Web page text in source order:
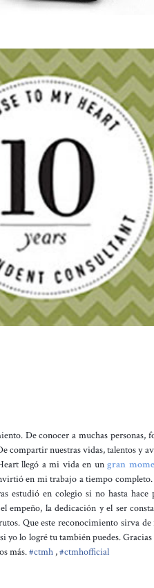
De conocer a muchas personas,
compartir nuestras vidas, talentos y
llegó a mi vida en un gran
en mi trabajo a tiempo completo.
estudió en colegio si no hasta hace
empeño, la dedicación y el ser
Que este reconocimiento sirva
yo lo logré tu también puedes.
más.#ctmh ,#ctmhofficial